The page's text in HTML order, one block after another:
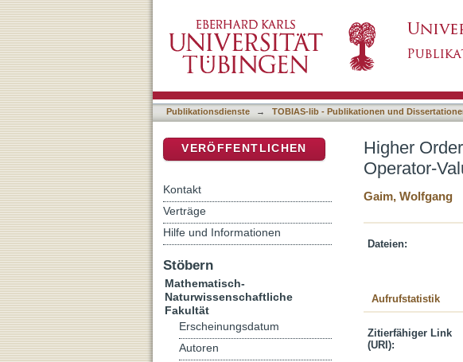
Publikationsdienste → TOBIAS-lib - Publikationen und
Higher
Operator-
Gaim, Wolfgang
Dateien:
Aufrufstatistik
Zitierfähiger Link
(URI):
VERÖFFENTLICHEN
Kontakt
Verträge
Hilfe und Informationen
Stöbern
Mathematisch-
Naturwissenschaftliche
Fakultät
Erscheinungsdatum
Autoren